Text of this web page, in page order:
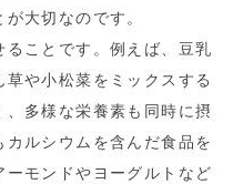
大切なのです。
ことです。例えば、豆乳
や小松菜をミックスする
多様な栄養素も同時に摂
ルシウムを含んだ食品を
モンドやヨーグルトなど